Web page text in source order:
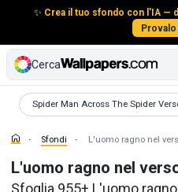
✨ Crea il tuo sfondo con l'IA —
Cerca
Spider Man Across The Spider
Sfondi
Sfondi L'uomo ragno nel
L'uomo ragno nel
Sfoglia 955+ L'uomo